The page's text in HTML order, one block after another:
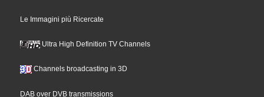
Le Immagini più Ricercate
Ultra High Definition TV Channels
Channels broadcasting in 3D
DAB over DVB transmissions